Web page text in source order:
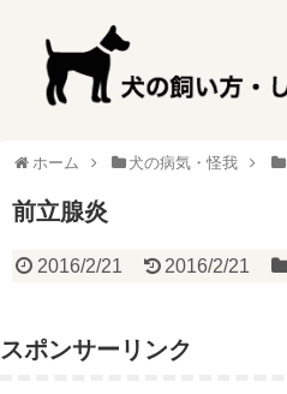
ホーム 犬の病気・怪我
前立腺炎
2016/2/21 2016/2/21
スポンサーリンク